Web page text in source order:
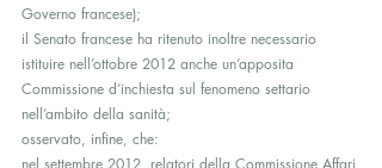
Governo francese);
il Senato francese ha ritenuto inoltre necessario
istituire nell’ottobre 2012 anche un’apposita
Commissione d’inchiesta sul fenomeno settario
nell’ambito della sanità;
osservato, infine, che:
nel settembre 2012, relatori della Commissione Affari